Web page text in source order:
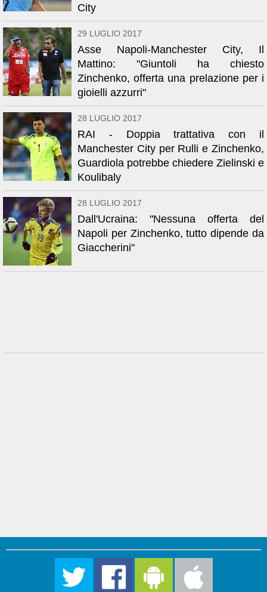
City
29 LUGLIO 2017
Asse Napoli-Manchester City, Il
Mattino: "Giuntoli ha chiesto
Zinchenko, offerta una prelazione per i
gioielli azzurri"
28 LUGLIO 2017
RAI - Doppia trattativa con il
Manchester City per Rulli e Zinchenko,
Guardiola potrebbe chiedere Zielinski e
Koulibaly
28 LUGLIO 2017
Dall'Ucraina: "Nessuna offerta del
Napoli per Zinchenko, tutto dipende da
Giaccherini"